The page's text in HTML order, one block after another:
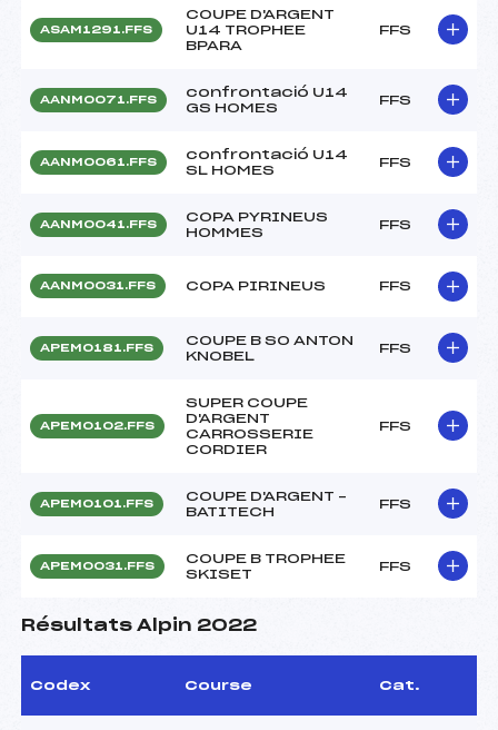
ASAM1291.FFS
COUPE D'ARGENT
U14 TROPHEE
BPARA
FFS
AANM0071.FFS
confrontació U14
GS HOMES
FFS
AANM0061.FFS
confrontació U14
SL HOMES
FFS
AANM0041.FFS
COPA PYRINEUS
HOMMES
FFS
AANM0031.FFS COPA PIRINEUS FFS
APEM0181.FFS
COUPE B SO ANTON
KNOBEL
FFS
APEM0102.FFS
SUPER COUPE
D'ARGENT
CARROSSERIE
CORDIER
FFS
APEM0101.FFS
COUPE D'ARGENT –
BATITECH
FFS
APEM0031.FFS
COUPE B TROPHEE
SKISET
FFS
Résultats Alpin 2022
Codex Course Cat.